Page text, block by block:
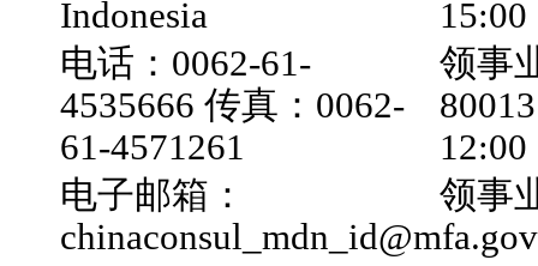
Indonesia
电话：0062-61-
4535666 传真：0062-
61-4571261
电子邮箱：
15:00
领事
领事